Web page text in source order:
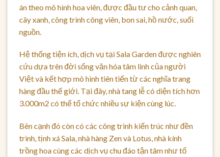
án theo mô hình hoa viên, được đầu tư cho cảnh quan,
cây xanh, công trình công viên, bon sai, hồ nước, suối
nguồn.
Hệ thống tiện ích, dịch vụ tại Sala Garden được nghiên
cứu dựa trên đời sống văn hóa tâm linh của người
Việt và kết hợp mô hình tiên tiến từ các nghĩa trang
hàng đầu thế giới. Tại đây, nhà tang lễ có diện tích hơn
3.000m2 có thể tổ chức nhiều sự kiện cùng lúc.
Bên cạnh đó còn có các công trình kiến trúc như đền
trình, tịnh xá Sala, nhà hàng Zen và Lotus, nhà kính
trồng hoa cùng các dịch vụ chu đáo tận tâm như tổ